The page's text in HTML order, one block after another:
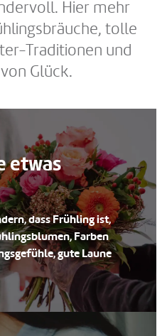
Hier mehr
tolle
Traditionen und
Glück.
etwas
dass Frühling ist,
Farben
gute Laune